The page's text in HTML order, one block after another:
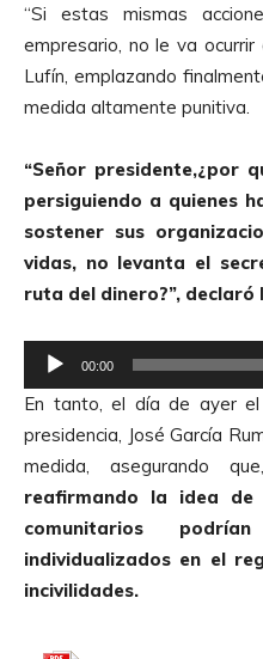
“Si estas mismas
empresario, no le va ocurrir
Lufín, emplazando
medida altamente punitiva.
“Señor presidente,¿por
persiguiendo a quienes
sostener sus
vidas, no levanta el
ruta del dinero?”, declaró
e
p
r
o
d
u
c
t
00:00
En tanto, el día de ayer
presidencia, José García
medida, asegurando
reafirmando la idea
comunitarios
individualizados en el
incivilidades.